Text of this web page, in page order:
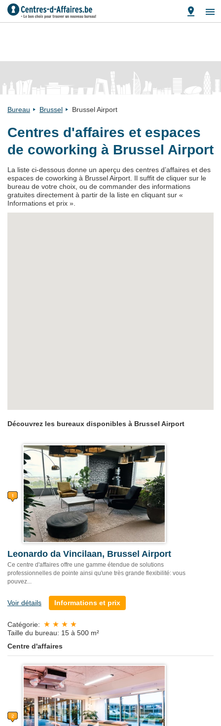
Bureau Brussel Brussel Airport
Centres d'affaires et espaces
de coworking à Brussel Airport
La liste ci-dessous donne un aperçu des centres d’affaires et des
espaces de coworking à Brussel Airport. Il suffit de cliquer sur le
bureau de votre choix, ou de commander des informations
gratuites directement à partir de la liste en cliquant sur «
Informations et prix ».
Découvrez les bureaux disponibles à Brussel Airport
Leonardo da Vincilaan, Brussel Airport
Ce centre d'affaires offre une gamme étendue de solutions
professionnelles de pointe ainsi qu'une très grande flexibilité: vous
pouvez...
Voir détails Informations et prix
Catégorie:
Taille du bureau: 15 à 500 m²
Centre d'affaires